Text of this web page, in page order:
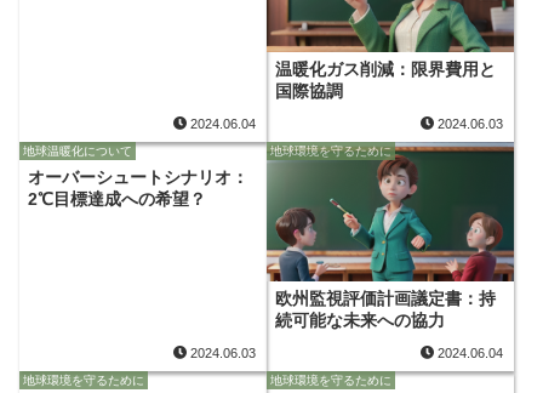
2024.06.04
温暖化ガス削減：限界費用と
国際協調
2024.06.03
地球温暖化について
オーバーシュートシナリオ：
2℃目標達成への希望？
2024.06.03
地球環境を守るために
欧州監視評価計画議定書：持
続可能な未来への協力
2024.06.04
地球環境を守るために 地球環境を守るために